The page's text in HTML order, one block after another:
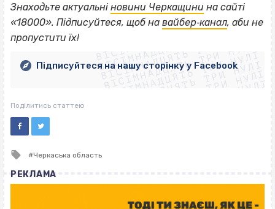
Знаходьте актуальні новини Черкащини на сайті
«18000». Підписуйтеся, щоб на вайбер‐канал, аби не
пропустити їх!
ВІСІМНАДЦЯТЬ ТРИ НУЛІ
ВІСІМНАДЦЯТЬ ТРИ НУЛІ
ВІСІМНАДЦЯТЬ ТРИ НУЛІ
ВІСІМНАДЦЯТЬ ТРИ НУЛІ
ВІСІМНАДЦЯТЬ ТРИ НУЛІ
ВІСІМНАДЦЯТЬ ТРИ НУЛІ
ВІСІМНАДЦЯТЬ ТРИ НУЛІ
ВІСІМНАДЦЯТЬ ТРИ НУЛІ
Підписуйтеся на нашу сторінку у Facebook
Поділитись статтею
Tagged
Черкаська область
РЕКЛАМА